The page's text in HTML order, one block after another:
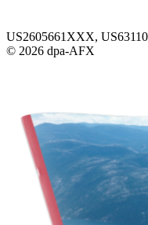
US2605661XXX,
© 2026 dpa-AFX